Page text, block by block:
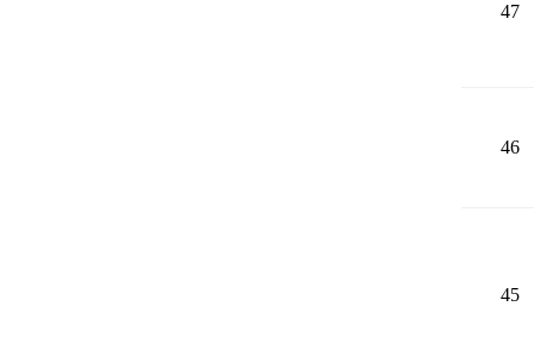
47
46
45